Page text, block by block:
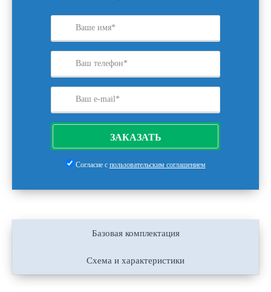
ЗАКАЗАТЬ
Согласие с пользовательским соглашением
Базовая комплектация
Схема и характеристики